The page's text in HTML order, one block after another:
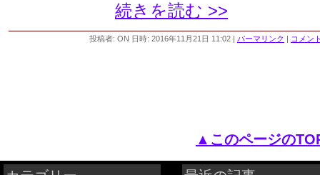
続きを読む >>
投稿者: ON 日時: 2016年11月21日 11:02 | パーマリンク | コメン
▲このページの